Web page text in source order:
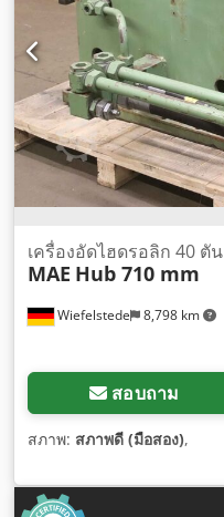
Wiefelstede 8,798 km
เครื่องอัดไฮดรอลิก 40 ตัน
MAE Hub 710 mm
สอบถาม
สภาพ: สภาพดี (มือสอง),